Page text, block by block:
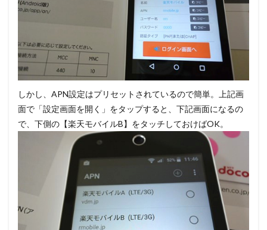
しかし、APN設定はプリセットされているので簡単。上記画
面で「設定画面を開く」をタップすると、下記画面になるの
で、下側の【楽天モバイルB】をタッチしておけばOK。